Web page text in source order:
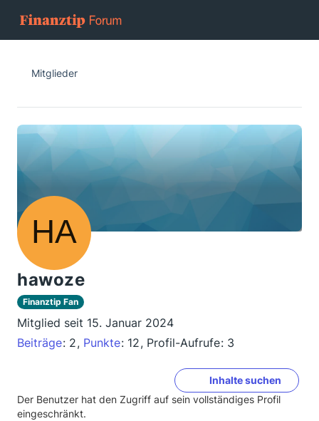
Mitglieder
hawoze
Finanztip Fan
Mitglied seit 15. Januar 2024
Beiträge 2 Punkte 12 Profil-Aufrufe 3
Inhalte suchen
Der Benutzer hat den Zugriff auf sein vollständiges Profil
eingeschränkt.